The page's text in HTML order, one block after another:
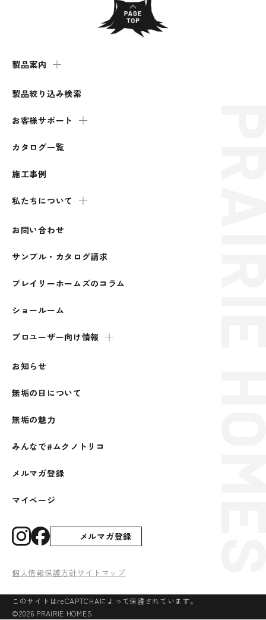
製品案内
製品絞り込み検索
お客様サポート
カタログ一覧
施工事例
私たちについて
お問い合わせ
サンプル・カタログ請求
プレイリーホームズのコラム
ショールーム
プロユーザー向け情報
お知らせ
無垢の日について
無垢の魅力
みんなで#ムクノトリコ
メルマガ登録
マイページ
メルマガ登録
個人情報保護方針サイトマップ
このサイトはreCAPTCHAによって保護されています。
©2026 PRAIRIE HOMES